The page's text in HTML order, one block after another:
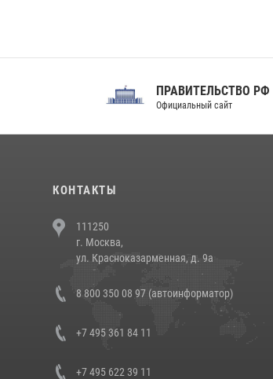
ПРАВИТЕЛЬСТВО РФ
Официальный сайт
КОНТАКТЫ
111250
г. Москва,
ул. Красноказарменная, д. 9а
8 800 350 08 97 (автоинформатор)
+7 495 361 84 11
+7 495 622 39 11